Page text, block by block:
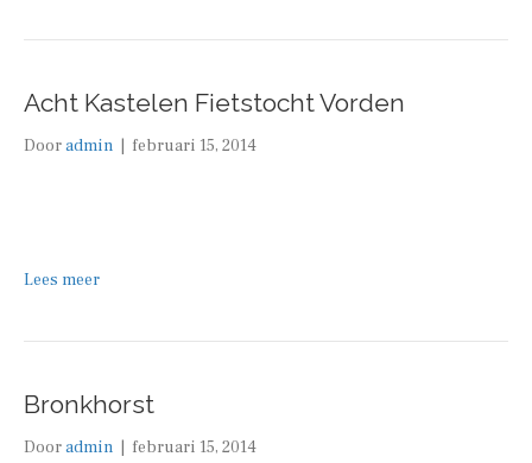
Acht Kastelen Fietstocht Vorden
Dooradmin | februari 15, 2014
Lees meer
Bronkhorst
Dooradmin | februari 15, 2014